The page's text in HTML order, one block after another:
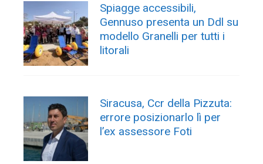
Spiagge accessibili,
Gennuso presenta un Ddl su
modello Granelli per tutti i
litorali
Siracusa, Ccr della Pizzuta:
errore posizionarlo lì per
l’ex assessore Foti